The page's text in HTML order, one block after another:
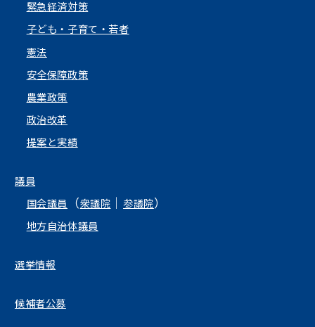
緊急経済対策
子ども・子育て・若者
憲法
安全保障政策
農業政策
政治改革
提案と実績
議員
国会議員
（衆議院 ｜参議院）
地方自治体議員
選挙情報
候補者公募